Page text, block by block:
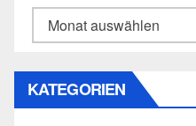
Archiv
KATEGORIEN